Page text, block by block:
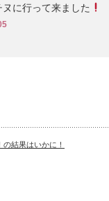
ヌに行って来ました
結果はいかに！